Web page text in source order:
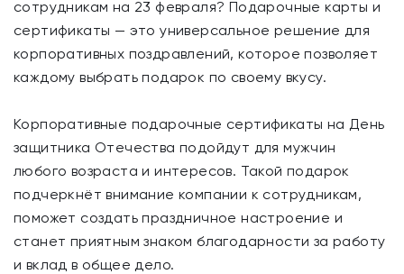
сотрудникам на 23 февраля? Подарочные карты и
сертификаты — это универсальное решение для
корпоративных поздравлений, которое позволяет
каждому выбрать подарок по своему вкусу.
Корпоративные подарочные сертификаты на День
защитника Отечества подойдут для мужчин
любого возраста и интересов. Такой подарок
подчеркнёт внимание компании к сотрудникам,
поможет создать праздничное настроение и
станет приятным знаком благодарности за работу
и вклад в общее дело.